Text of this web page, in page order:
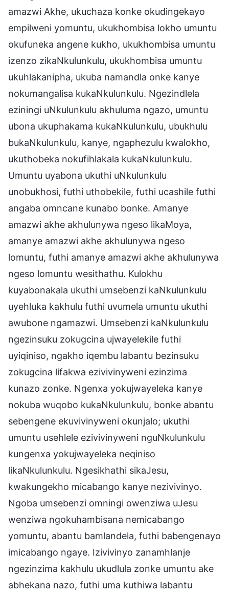
amazwi Akhe, ukuchaza konke okudingekayo
empilweni yomuntu, ukukhombisa lokho umuntu
okufuneka angene kukho, ukukhombisa umuntu
izenzo zikaNkulunkulu, ukukhombisa umuntu
ukuhlakanipha, ukuba namandla onke kanye
nokumangalisa kukaNkulunkulu. Ngezindlela
eziningi uNkulunkulu akhuluma ngazo, umuntu
ubona ukuphakama kukaNkulunkulu, ubukhulu
bukaNkulunkulu, kanye, ngaphezulu kwalokho,
ukuthobeka nokufihlakala kukaNkulunkulu.
Umuntu uyabona ukuthi uNkulunkulu
unobukhosi, futhi uthobekile, futhi ucashile futhi
angaba omncane kunabo bonke. Amanye
amazwi akhe akhulunywa ngeso likaMoya,
amanye amazwi akhe akhulunywa ngeso
lomuntu, futhi amanye amazwi akhe akhulunywa
ngeso lomuntu wesithathu. Kulokhu
kuyabonakala ukuthi umsebenzi kaNkulunkulu
uyehluka kakhulu futhi uvumela umuntu ukuthi
awubone ngamazwi. Umsebenzi kaNkulunkulu
ngezinsuku zokugcina ujwayelekile futhi
uyiqiniso, ngakho iqembu labantu bezinsuku
zokugcina lifakwa ezivivinyweni ezinzima
kunazo zonke. Ngenxa yokujwayeleka kanye
nokuba wuqobo kukaNkulunkulu, bonke abantu
sebengene ekuvivinyweni okunjalo; ukuthi
umuntu usehlele ezivivinyweni nguNkulunkulu
kungenxa yokujwayeleka neqiniso
likaNkulunkulu. Ngesikhathi sikaJesu,
kwakungekho micabango kanye nezivivinyo.
Ngoba umsebenzi omningi owenziwa uJesu
wenziwa ngokuhambisana nemicabango
yomuntu, abantu bamlandela, futhi babengenayo
imicabango ngaye. Izivivinyo zanamhlanje
ngezinzima kakhulu ukudlula zonke umuntu ake
abhekana nazo, futhi uma kuthiwa labantu